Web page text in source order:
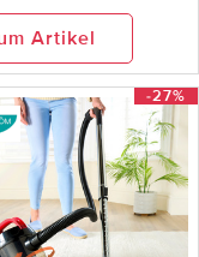
Artikel
-27%